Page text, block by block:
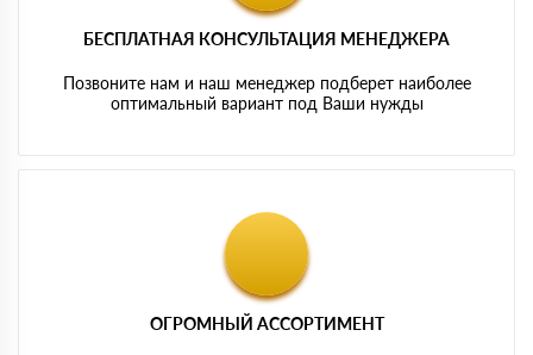
БЕСПЛАТНАЯ КОНСУЛЬТАЦИЯ МЕНЕДЖЕРА
Позвоните нам и наш менеджер подберет наиболее
оптимальный вариант под Ваши нужды
ОГРОМНЫЙ АССОРТИМЕНТ